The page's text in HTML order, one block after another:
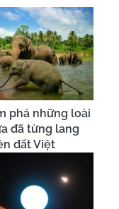
phá những loài
đã từng lang
đất Việt